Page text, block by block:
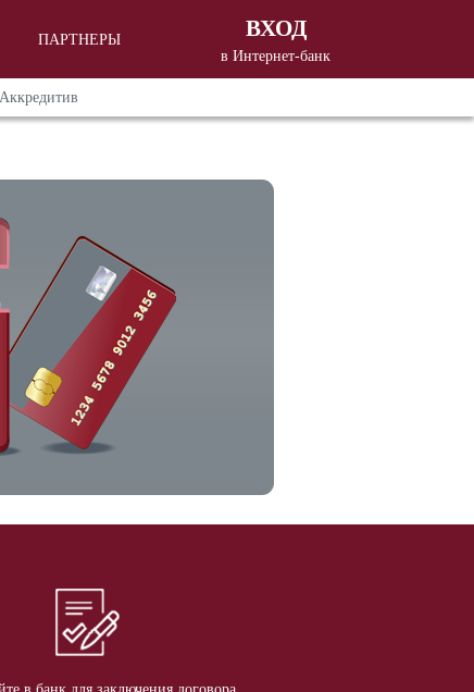
ПАРТНЕРЫ ВХОД
в Интернет-банк
корпоративных клиентов
Аккредитив